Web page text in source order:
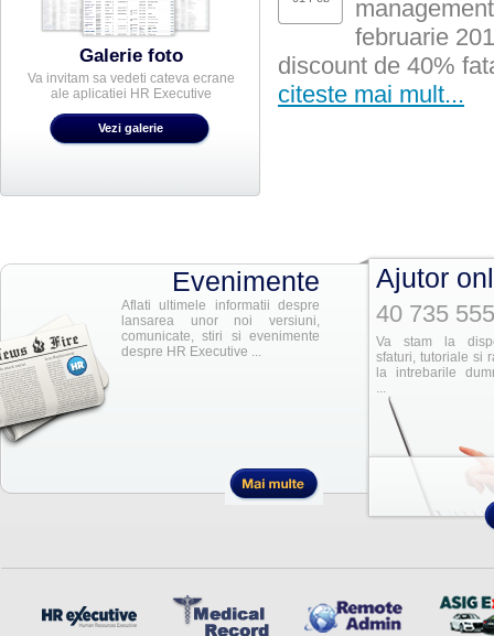
Galerie foto
Va invitam sa vedeti cateva ecrane
ale aplicatiei HR Executive
februarie
discount de 40%
citeste mai mult...
Evenimente
Aflati ultimele informatii despre
lansarea unor noi versiuni,
comunicate, stiri si evenimente
despre HR Executive ...
Ajutor
40 735
Va stam la
sfaturi, tutoriale si
la intrebarile
...